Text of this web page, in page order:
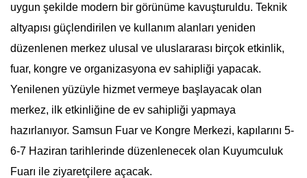
uygun şekilde modern bir görünüme kavuşturuldu. Teknik
altyapısı güçlendirilen ve kullanım alanları yeniden
düzenlenen merkez ulusal ve uluslararası birçok etkinlik,
fuar, kongre ve organizasyona ev sahipliği yapacak.
Yenilenen yüzüyle hizmet vermeye başlayacak olan
merkez, ilk etkinliğine de ev sahipliği yapmaya
hazırlanıyor. Samsun Fuar ve Kongre Merkezi, kapılarını 5-
6-7 Haziran tarihlerinde düzenlenecek olan Kuyumculuk
Fuarı ile ziyaretçilere açacak.